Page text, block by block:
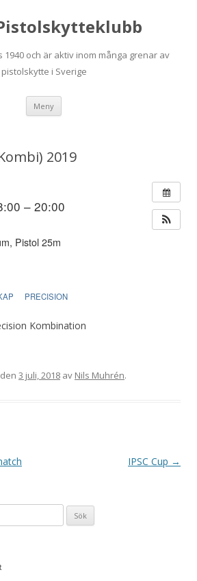
1940 och är aktiv inom många grenar av
pistolskytte i Sverige
Meny
2019
– 20:00
Pistol 25m
PRECISION
Kombination
3 juli, 2018 av Nils Muhrén.
IPSC Cup →